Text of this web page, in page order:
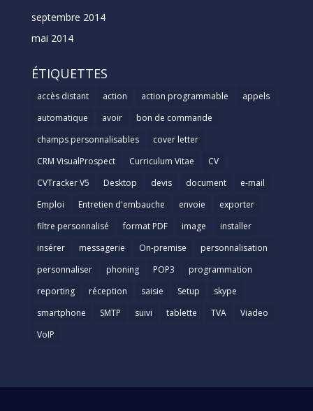
septembre 2014
mai 2014
ÉTIQUETTES
accès distant action action programmable
appels
automatique
avoir
bon de commande
champs personnalisables
cover letter
CRM VisualProspect
Curriculum Vitae
CV
CVTracker V5
Desktop devis document
e-mail
Emploi
Entretien d'embauche envoie
exporter
filtre personnalisé
format PDF image
installer
insérer
messagerie On-premise
personnalisation
personnaliser
phoning POP3
programmation
reporting
réception saisie Setup
skype
smartphone
SMTP suivi tablette TVA
Viadeo
VoIP